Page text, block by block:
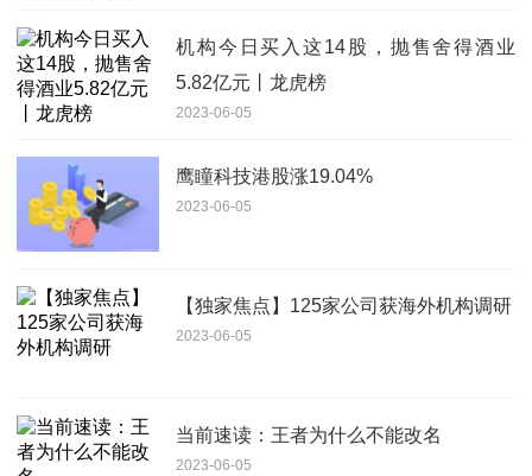
机构今日买入这14股，抛售舍得酒业
5.82亿元丨龙虎榜
2023-06-05
鹰瞳科技港股涨19.04%
2023-06-05
【独家焦点】125家公司获海外机构调研
2023-06-05
当前速读：王者为什么不能改名
2023-06-05